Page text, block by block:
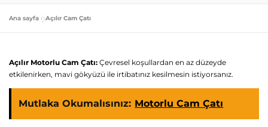
BLOG İLETIŞIM
Ana sayfa »Açılır Cam Çatı
Açılır Motorlu Cam Çatı: Çevresel koşullardan en az düzeyde
etkilenirken, mavi gökyüzü ile irtibatınız kesilmesin istiyorsanız.
Mutlaka Okumalısınız: Motorlu Cam Çatı